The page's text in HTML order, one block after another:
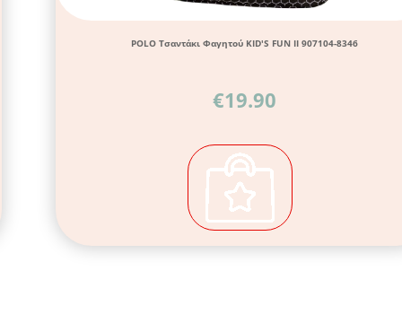
POLO Τσαντάκι Φαγητού KID'S FUN IΙ 907104-8346
€19.90